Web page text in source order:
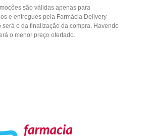
são válidas apenas para
e entregues pela Farmácia Delivery
será o da finalização da compra. Havendo
o menor preço ofertado.